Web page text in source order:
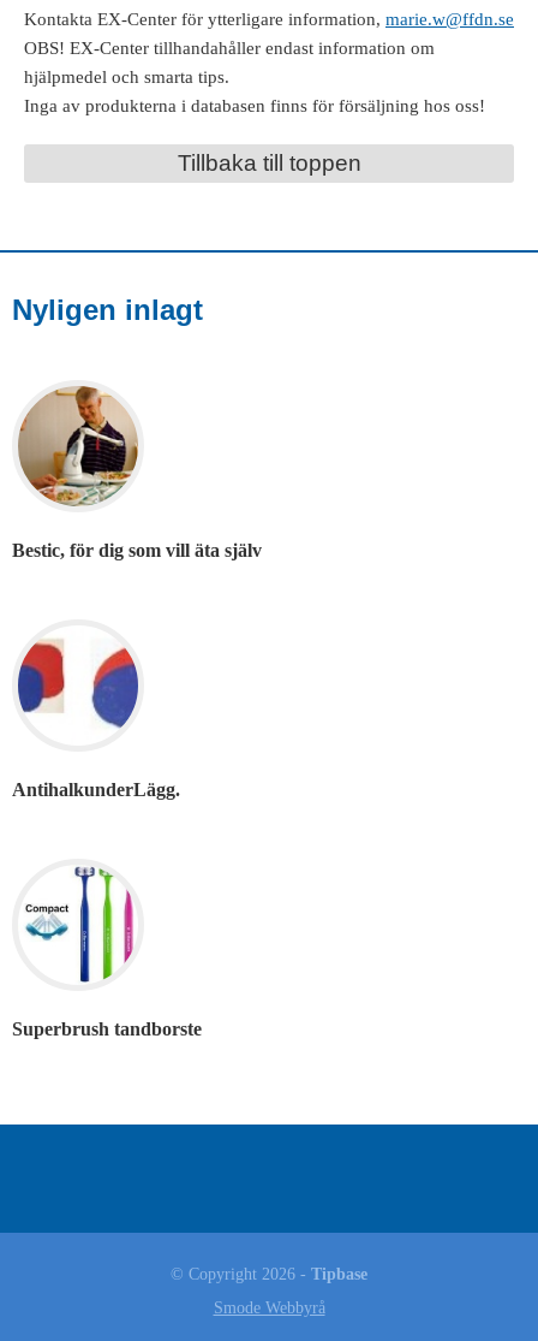
Kontakta EX-Center för ytterligare information, marie.w@ffdn.se
OBS! EX-Center tillhandahåller endast information om
hjälpmedel och smarta tips.
Inga av produkterna i databasen finns för försäljning hos oss!
Tillbaka till toppen
Nyligen inlagt
Bestic, för dig som vill äta själv
AntihalkunderLägg.
Superbrush tandborste
© Copyright 2026 - Tipbase
Smode Webbyrå